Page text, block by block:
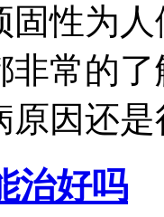
固性为
非常的
原因还是
治好吗